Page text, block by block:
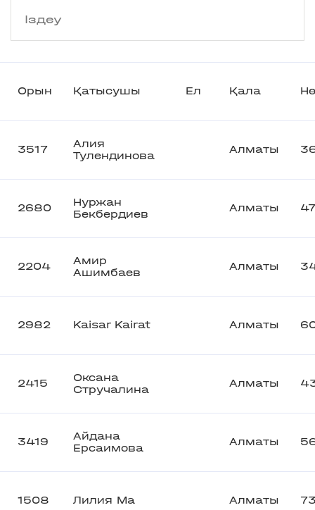
Орын Қатысушы Ел Қала
3517
Алия
Тулендинова
Алматы
2680
Нуржан
Бекбердиев
Алматы
2204
Амир
Ашимбаев
Алматы
2982 Kaisar Kairat Алматы
2415
Оксана
Стручалина
Алматы
3419
Айдана
Ерсаимова
Алматы
1508 Лилия Ма Алматы